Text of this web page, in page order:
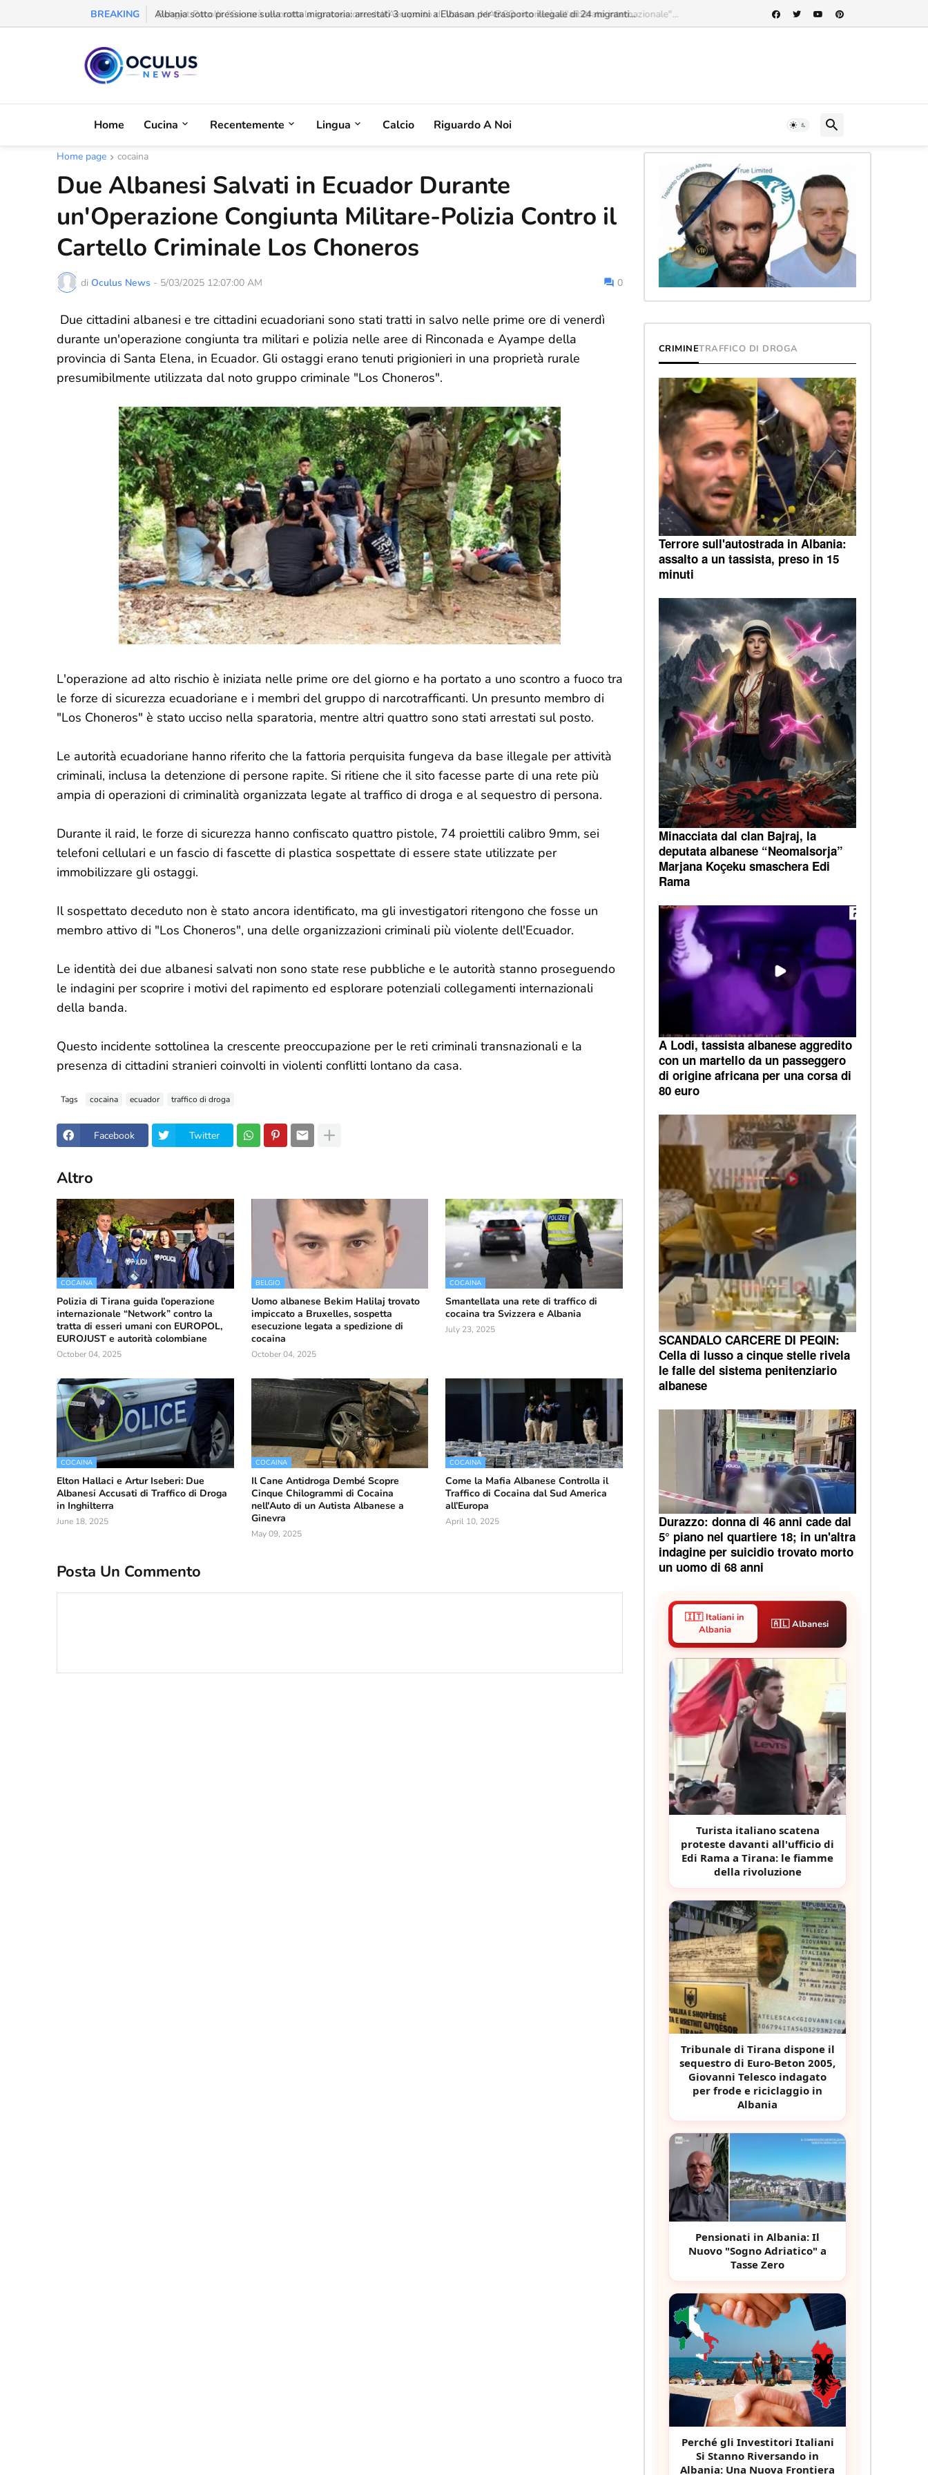
BREAKING Behgjet Pacolli: "Se sarà revocata la concessione dell'Aeroporto di Valona, MABCO ricorrerà all'arbitrato internazionale"...
Home Cucina Recentemente Lingua Calcio Riguardo A Noi
Home page cocaina
Due Albanesi Salvati in Ecuador Durante
un'Operazione Congiunta Militare-Polizia Contro il
Cartello Criminale Los Choneros
di Oculus News - 5/03/2025 12:07:00 AM 0
Due cittadini albanesi e tre cittadini ecuadoriani sono stati tratti in salvo nelle prime ore di venerdì
durante un'operazione congiunta tra militari e polizia nelle aree di Rinconada e Ayampe della
provincia di Santa Elena, in Ecuador. Gli ostaggi erano tenuti prigionieri in una proprietà rurale
presumibilmente utilizzata dal noto gruppo criminale "Los Choneros".
L'operazione ad alto rischio è iniziata nelle prime ore del giorno e ha portato a uno scontro a fuoco tra
le forze di sicurezza ecuadoriane e i membri del gruppo di narcotrafficanti. Un presunto membro di
"Los Choneros" è stato ucciso nella sparatoria, mentre altri quattro sono stati arrestati sul posto.
Le autorità ecuadoriane hanno riferito che la fattoria perquisita fungeva da base illegale per attività
criminali, inclusa la detenzione di persone rapite. Si ritiene che il sito facesse parte di una rete più
ampia di operazioni di criminalità organizzata legate al traffico di droga e al sequestro di persona.
Durante il raid, le forze di sicurezza hanno confiscato quattro pistole, 74 proiettili calibro 9mm, sei
telefoni cellulari e un fascio di fascette di plastica sospettate di essere state utilizzate per
immobilizzare gli ostaggi.
Il sospettato deceduto non è stato ancora identificato, ma gli investigatori ritengono che fosse un
membro attivo di "Los Choneros", una delle organizzazioni criminali più violente dell'Ecuador.
Le identità dei due albanesi salvati non sono state rese pubbliche e le autorità stanno proseguendo
le indagini per scoprire i motivi del rapimento ed esplorare potenziali collegamenti internazionali
della banda.
Questo incidente sottolinea la crescente preoccupazione per le reti criminali transnazionali e la
presenza di cittadini stranieri coinvolti in violenti conflitti lontano da casa.
Tags cocaina ecuador traffico di droga
Facebook Twitter
Altro
COCAINA
Polizia di Tirana guida l’operazione
internazionale “Network” contro la
tratta di esseri umani con EUROPOL,
EUROJUST e autorità colombiane
October 04, 2025
BELGIO
Uomo albanese Bekim Halilaj trovato
impiccato a Bruxelles, sospetta
esecuzione legata a spedizione di
cocaina
October 04, 2025
COCAINA
Smantellata una rete di traffico di
cocaina tra Svizzera e Albania
July 23, 2025
COCAINA
Elton Hallaci e Artur Iseberi: Due
Albanesi Accusati di Traffico di Droga
in Inghilterra
June 18, 2025
COCAINA
Il Cane Antidroga Dembé Scopre
Cinque Chilogrammi di Cocaina
nell'Auto di un Autista Albanese a
Ginevra
May 09, 2025
COCAINA
Come la Mafia Albanese Controlla il
Traffico di Cocaina dal Sud America
all’Europa
April 10, 2025
Posta Un Commento
CRIMINETRAFFICO DI DROGA
Terrore sull'autostrada in Albania:
assalto a un tassista, preso in 15
minuti
Minacciata dal clan Bajraj, la
deputata albanese “Neomalsorja”
Marjana Koçeku smaschera Edi
Rama
A Lodi, tassista albanese aggredito
con un martello da un passeggero
di origine africana per una corsa di
80 euro
SCANDALO CARCERE DI PEQIN:
Cella di lusso a cinque stelle rivela
le falle del sistema penitenziario
albanese
Durazzo: donna di 46 anni cade dal
5° piano nel quartiere 18; in un'altra
indagine per suicidio trovato morto
un uomo di 68 anni
🇮🇹 Italiani in
Albania
🇦🇱 Albanesi
Turista italiano scatena
proteste davanti all'ufficio di
Edi Rama a Tirana: le fiamme
della rivoluzione
Tribunale di Tirana dispone il
sequestro di Euro-Beton 2005,
Giovanni Telesco indagato
per frode e riciclaggio in
Albania
Pensionati in Albania: Il
Nuovo "Sogno Adriatico" a
Tasse Zero
Perché gli Investitori Italiani
Si Stanno Riversando in
Albania: Una Nuova Frontiera